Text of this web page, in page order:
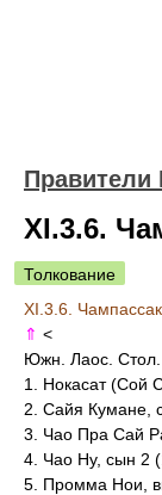
Правители
XI.3.6.
Толкование
XI.3.6.
⇑ <
Южн. Лаос. Стол.
1. Нокасат (Сой
2. Сайя Кумане,
3. Чао Пра Сай
4. Чао Ну, сын 2
5. Промма Нои,